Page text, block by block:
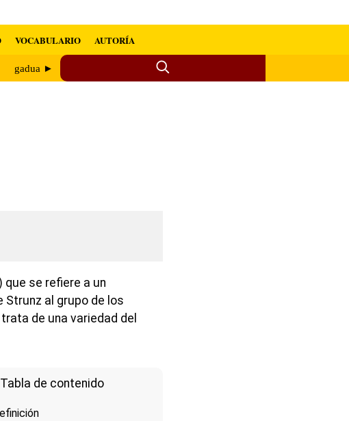
VOCABULARIO AUTORÍA
gadua ►
se refiere a un
al grupo de los
de una variedad del
Tabla de contenido